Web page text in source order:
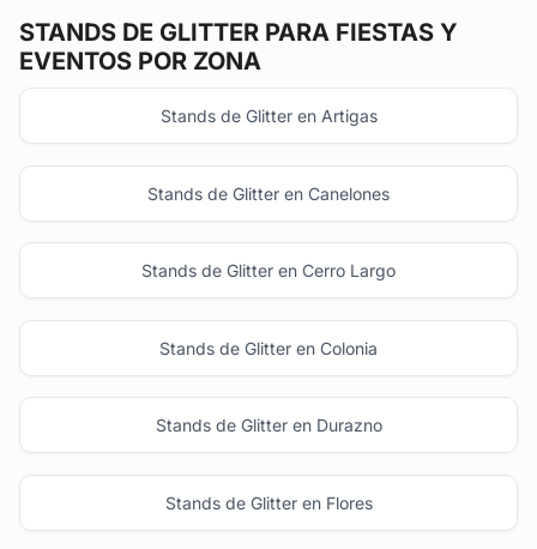
STANDS DE GLITTER PARA FIESTAS Y
EVENTOS POR ZONA
Stands de Glitter en Artigas
Stands de Glitter en Canelones
Stands de Glitter en Cerro Largo
Stands de Glitter en Colonia
Stands de Glitter en Durazno
Stands de Glitter en Flores